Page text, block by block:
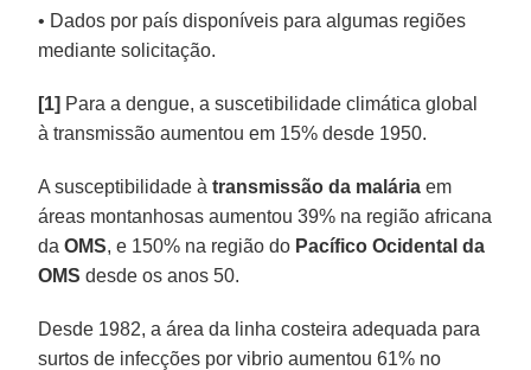
• Dados por país disponíveis para algumas regiões
mediante solicitação.
[1] Para a dengue, a suscetibilidade climática global
à transmissão aumentou em 15% desde 1950.
A susceptibilidade àtransmissão da malária em
áreas montanhosas aumentou 39% na região africana
daOMS, e 150% na região do Pacífico Ocidental da
OMS desde os anos 50.
Desde 1982, a área da linha costeira adequada para
surtos de infecções por vibrio aumentou 61% no